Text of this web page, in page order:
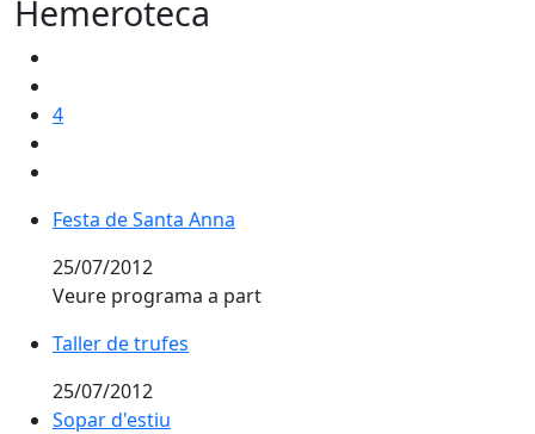
Hemeroteca
4
Festa de Santa Anna
25/07/2012
Veure programa a part
Taller de trufes
25/07/2012
Sopar d'estiu